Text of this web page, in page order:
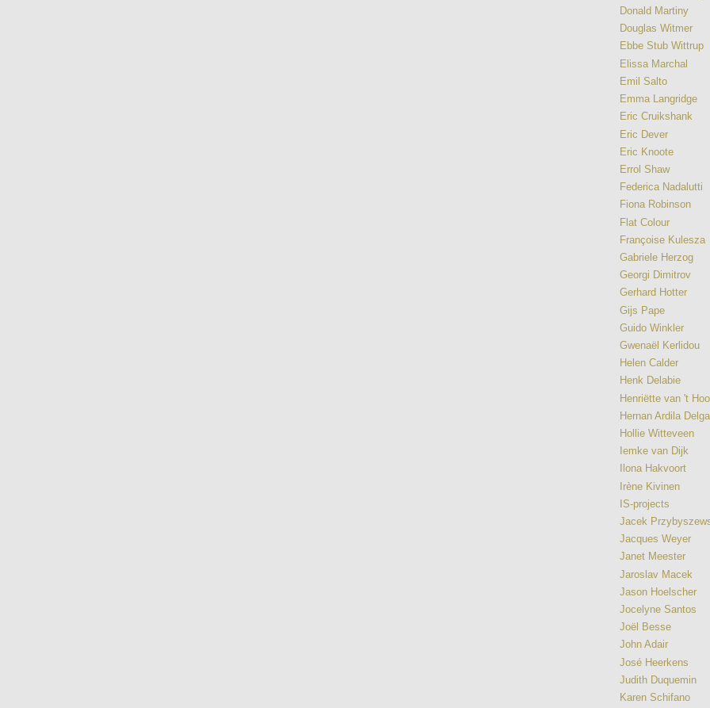
Donald Martiny
Douglas Witmer
Ebbe Stub Wittrup
Elissa Marchal
Emil Salto
Emma Langridge
Eric Cruikshank
Eric Dever
Eric Knoote
Errol Shaw
Federica Nadalutti
Fiona Robinson
Flat Colour
Françoise Kulesza
Gabriele Herzog
Georgi Dimitrov
Gerhard Hotter
Gijs Pape
Guido Winkler
Gwenaël Kerlidou
Helen Calder
Henk Delabie
Henriëtte van 't
Hernan Ardila
Hollie Witteveen
Iemke van Dijk
Ilona Hakvoort
Irène Kivinen
IS-projects
Jacek
Jacques Weyer
Janet Meester
Jaroslav Macek
Jason Hoelscher
Jocelyne Santos
Joël Besse
John Adair
José Heerkens
Judith Duquemin
Karen Schifano